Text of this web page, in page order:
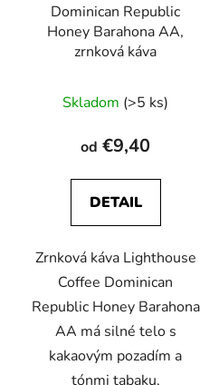
Dominican Republic
Honey Barahona AA,
zrnková káva
hodnotenie
produktu
je
5,0
z
hviezdičiek.
Skladom (>5 ks)
od €9,40
DETAIL
Zrnková káva Lighthouse
Coffee Dominican
Republic Honey Barahona
AA má silné telo s
kakaovým pozadím a
tónmi tabaku,